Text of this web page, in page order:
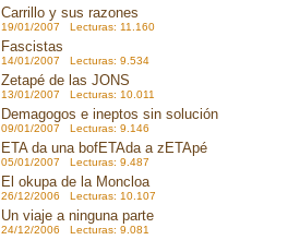
Carrillo y sus razones
19/01/2007 Lecturas: 11.160
Fascistas
14/01/2007 Lecturas: 9.534
Zetapé de las JONS
13/01/2007 Lecturas: 10.011
Demagogos e ineptos sin solución
09/01/2007 Lecturas: 9.146
ETA da una bofETAda a zETApé
05/01/2007 Lecturas: 9.487
El okupa de la Moncloa
26/12/2006 Lecturas: 10.107
Un viaje a ninguna parte
24/12/2006 Lecturas: 9.081